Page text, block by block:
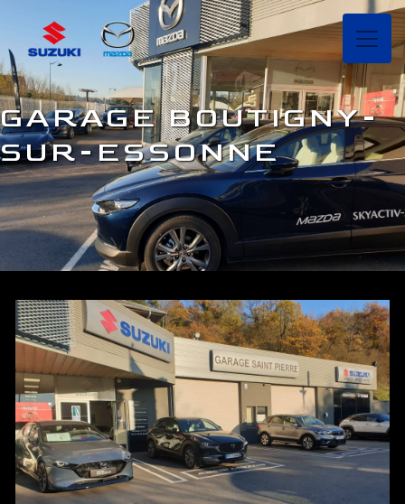
Panneau de gestion des cookies
GARAGE BOUTIGNY-
SUR-ESSONNE